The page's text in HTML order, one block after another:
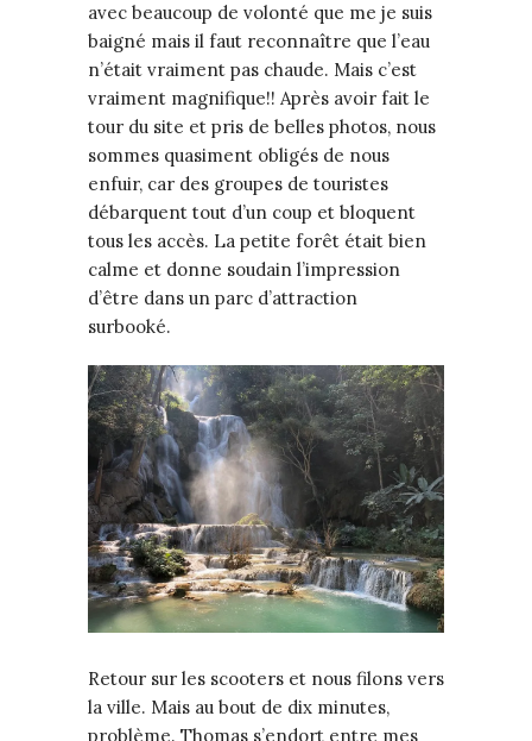
avec beaucoup de volonté que me je suis
baigné mais il faut reconnaître que l’eau
n’était vraiment pas chaude. Mais c’est
vraiment magnifique!! Après avoir fait le
tour du site et pris de belles photos, nous
sommes quasiment obligés de nous
enfuir, car des groupes de touristes
débarquent tout d’un coup et bloquent
tous les accès. La petite forêt était bien
calme et donne soudain l’impression
d’être dans un parc d’attraction
surbooké.
Retour sur les scooters et nous filons vers
la ville. Mais au bout de dix minutes,
problème. Thomas s’endort entre mes